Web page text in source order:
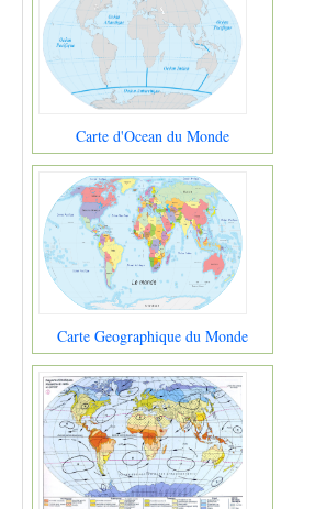
Carte d'Ocean du Monde
Carte Geographique du Monde